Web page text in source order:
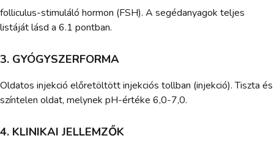
folliculus-stimuláló hormon (FSH). A segédanyagok teljes
listáját lásd a 6.1 pontban.
3. GYÓGYSZERFORMA
Oldatos injekció előretöltött injekciós tollban (injekció). Tiszta és
színtelen oldat, melynek pH-értéke 6,0-7,0.
4. KLINIKAI JELLEMZŐK